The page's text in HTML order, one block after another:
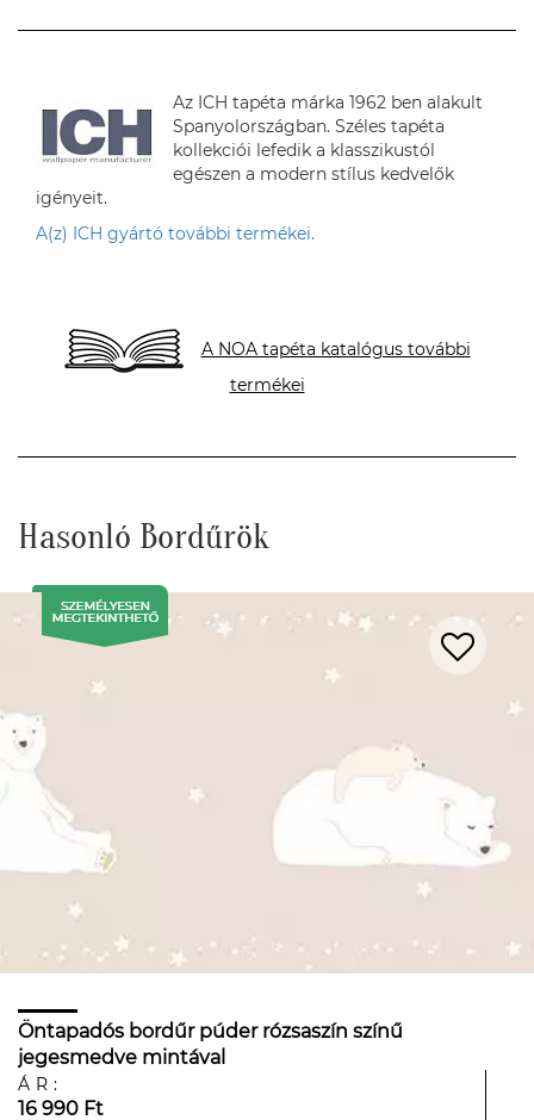
Az ICH tapéta márka 1962 ben alakult
Spanyolországban. Széles tapéta
kollekciói lefedik a klasszikustól
egészen a modern stílus kedvelők
igényeit.
A(z) ICH gyártó további termékei.
A NOA tapéta katalógus további
termékei
Hasonló Bordűrök
Öntapadós bordűr púder rózsaszín színű
jegesmedve mintával
ÁR:
16 990 Ft